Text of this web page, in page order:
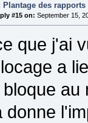
Plantage des rapports
#15 on: September 15,
que j'ai
a
au
donne